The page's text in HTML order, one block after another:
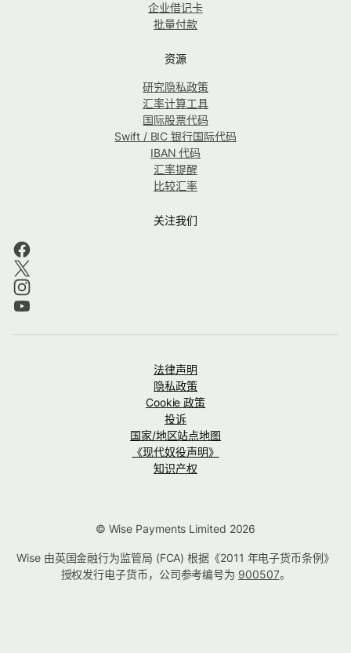
企业借记卡
批量付款
资源
研究隐私政策
汇率计算工具
国际股票代码
Swift / BIC 银行国际代码
IBAN 代码
汇率提醒
比较汇率
关注我们
法律声明
隐私政策
Cookie 政策
投诉
国家/地区站点地图
《现代奴役声明》
知识产权
© Wise Payments Limited 2026
Wise 由英国金融行为监管局 (FCA) 根据《2011 年电子货币条例》
授权发行电子货币，公司参考编号为 900507。